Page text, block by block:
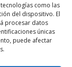
como las
del dispositivo. El
procesar datos
únicas
puede afectar